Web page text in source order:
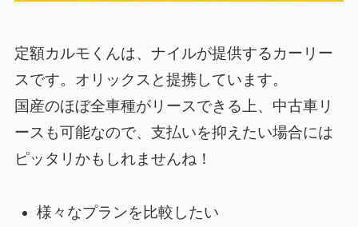
定額カルモくんは、ナイルが提供するカーリー
スです。オリックスと提携しています。
国産のほぼ全車種がリースできる上、中古車リ
ースも可能なので、支払いを抑えたい場合には
ピッタリかもしれませんね！
様々なプランを比較したい